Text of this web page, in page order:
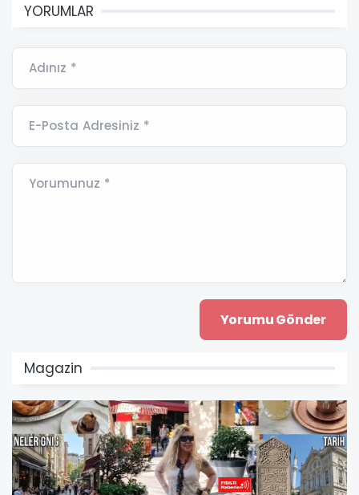
YORUMLAR
Adınız *
E-Posta Adresiniz *
Yorumunuz *
Magazin